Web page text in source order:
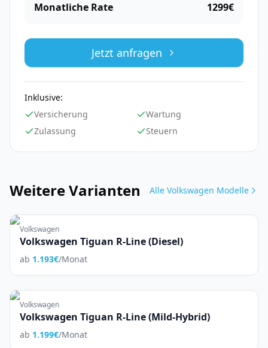
Monatliche Rate 1299€
Jetzt anfragen
Inklusive:
Versicherung
Wartung
Zulassung
Steuern
Weitere Varianten Alle Volkswagen Modelle
Volkswagen
Volkswagen Tiguan R-Line (Diesel)
ab 1.193€/Monat
Volkswagen
Volkswagen Tiguan R-Line (Mild-Hybrid)
ab 1.199€/Monat